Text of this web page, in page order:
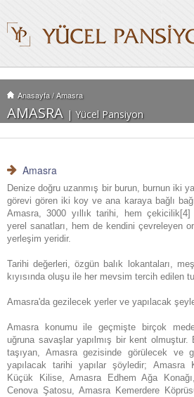
Anasayfa/Amasra
AMASRA | Yücel Pansiyon
Amasra
Denize doğru uzanmış bir burun, burnun iki
görevi gören iki koy ve ana karaya bağlı
Amasra, 3000 yıllık tarihi, hem çekicilik[4]
yerel sanatları, hem de kendini çevreleyen
yerleşim yeridir.
Tarihi değerleri, özgün balık lokantaları,
kıyısında oluşu ile her mevsim tercih edilen
Amasra'da gezilecek yerler ve yapılacak
Amasra konumu ile geçmişte birçok
uğruna savaşlar yapılmış bir kent
taşıyan, Amasra gezisinde görülecek ve
yapılacak tarihi yapılar şöyledir; Amasra
Küçük Kilise, Amasra Edhem Ağa
Cenova Şatosu, Amasra Kemerdere